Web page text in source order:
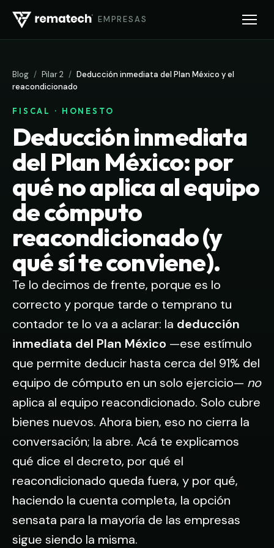
EMPRESAS
Blog / Pilar 2 / Deducción inmediata del Plan México y el
reacondicionado
FISCAL · HONESTO
Deducción inmediata
del Plan México: por
qué no aplica al equipo
de cómputo
reacondicionado (y
qué sí te conviene).
Te lo decimos de frente, porque es lo
correcto y porque tarde o temprano tu
contador te lo va a aclarar: la deducción
inmediata del Plan México —ese estímulo
que permite deducir hasta cerca del 91% del
equipo de cómputo en un solo ejercicio— no
aplica al equipo reacondicionado. Solo cubre
bienes nuevos. Ahora bien, eso no cierra la
conversación; la abre. Acá te explicamos
qué dice el decreto, por qué el
reacondicionado queda fuera, y por qué,
haciendo la cuenta completa, la opción
sensata para la mayoría de las empresas
sigue siendo la misma.